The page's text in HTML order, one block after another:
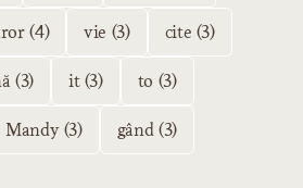
(4) vie (3) cite (3)
(3) it (3) to (3)
Mandy (3) gând (3)